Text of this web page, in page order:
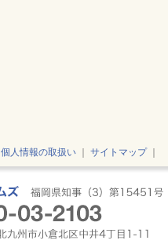
個人情報の取扱い サイトマップ｜